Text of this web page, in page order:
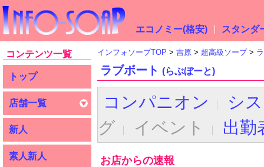
エコノミー(格安) スタンダ
コンテンツ一覧
トップ
店舗一覧
新人
素人新人
インフォソープTOP 吉原 超高級ソープ
ラブボート (らぶぼーと)
コンパニオン
シ
グ
イベント 出勤
お店からの速報